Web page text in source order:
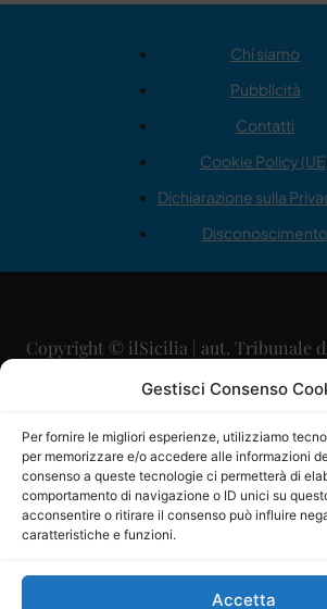
Gestisci Consenso
Per fornire le migliori esperienze, utilizziamo
per memorizzare e/o accedere alle informazioni
consenso a queste tecnologie ci permetterà di
comportamento di navigazione o ID unici su
acconsentire o ritirare il consenso può influire
caratteristiche e funzioni.
Accetta
Chi siamo
Pubblicità
Contatti
Cookie Policy
Dichiarazione sulla
Disconoscimento
Copyright © ilSicilia | aut. Tribunale di
29/09/2015
Direttore Editoriale: Maurizio
Direttore Responsabile: Maria
P.IVA: 06334930820